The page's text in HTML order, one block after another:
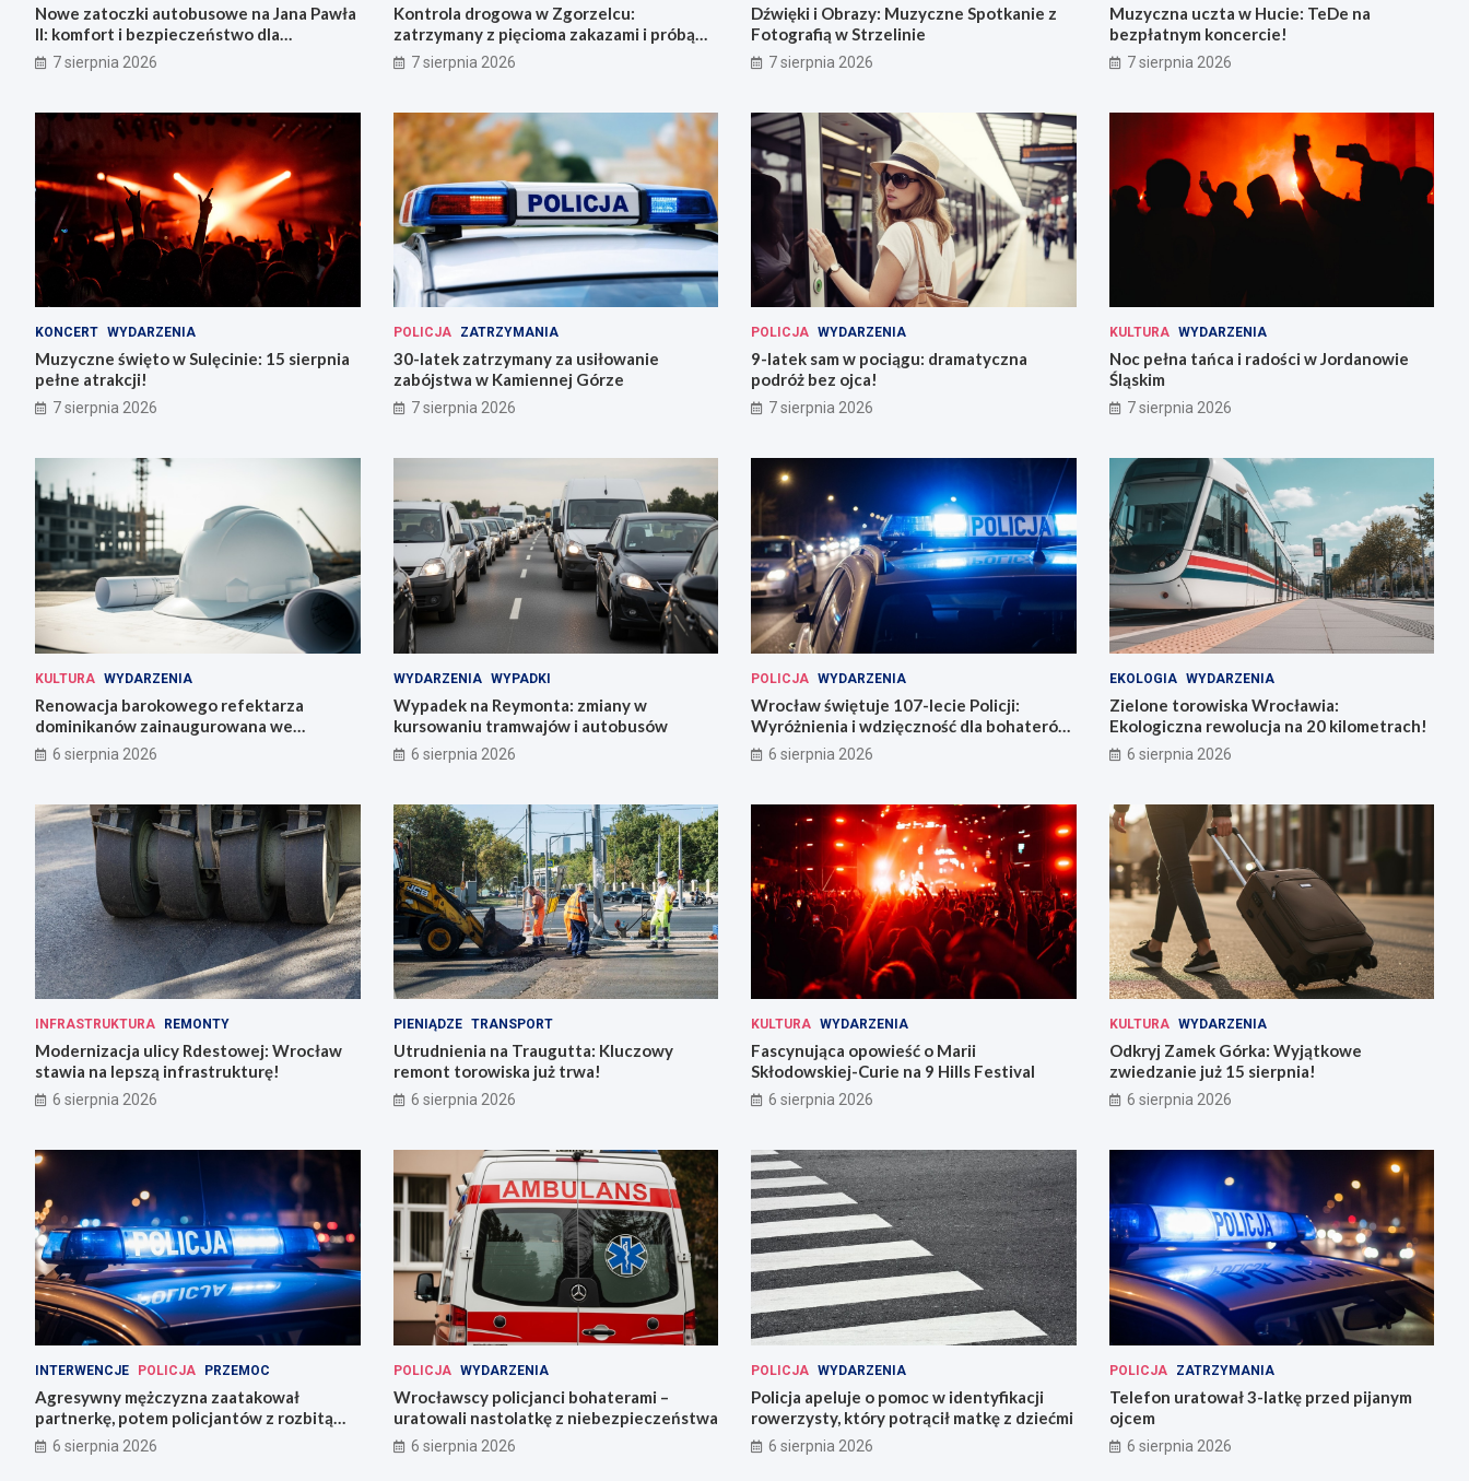
Nowe zatoczki autobusowe na Jana Pawła
II: komfort i bezpieczeństwo dla
mieszkańców!
7 sierpnia 2026
Kontrola drogowa w Zgorzelcu:
zatrzymany z pięcioma zakazami i próbą
ucieczki
7 sierpnia 2026
Dźwięki i Obrazy: Muzyczne Spotkanie z
Fotografią w Strzelinie
7 sierpnia 2026
Muzyczna uczta w Hucie: TeDe na
bezpłatnym koncercie!
7 sierpnia 2026
KONCERT WYDARZENIA
Muzyczne święto w Sulęcinie: 15 sierpnia
pełne atrakcji!
7 sierpnia 2026
POLICJA ZATRZYMANIA
30-latek zatrzymany za usiłowanie
zabójstwa w Kamiennej Górze
7 sierpnia 2026
POLICJA WYDARZENIA
9-latek sam w pociągu: dramatyczna
podróż bez ojca!
7 sierpnia 2026
KULTURA WYDARZENIA
Noc pełna tańca i radości w Jordanowie
Śląskim
7 sierpnia 2026
KULTURA WYDARZENIA
Renowacja barokowego refektarza
dominikanów zainaugurowana we
Wrocławiu
6 sierpnia 2026
WYDARZENIA WYPADKI
Wypadek na Reymonta: zmiany w
kursowaniu tramwajów i autobusów
6 sierpnia 2026
POLICJA WYDARZENIA
Wrocław świętuje 107-lecie Policji:
Wyróżnienia i wdzięczność dla bohaterów
codzienności
6 sierpnia 2026
EKOLOGIA WYDARZENIA
Zielone torowiska Wrocławia:
Ekologiczna rewolucja na 20 kilometrach!
6 sierpnia 2026
INFRASTRUKTURA REMONTY
Modernizacja ulicy Rdestowej: Wrocław
stawia na lepszą infrastrukturę!
6 sierpnia 2026
PIENIĄDZE TRANSPORT
Utrudnienia na Traugutta: Kluczowy
remont torowiska już trwa!
6 sierpnia 2026
KULTURA WYDARZENIA
Fascynująca opowieść o Marii
Skłodowskiej-Curie na 9 Hills Festival
6 sierpnia 2026
KULTURA WYDARZENIA
Odkryj Zamek Górka: Wyjątkowe
zwiedzanie już 15 sierpnia!
6 sierpnia 2026
INTERWENCJE POLICJA PRZEMOC
Agresywny mężczyzna zaatakował
partnerkę, potem policjantów z rozbitą
butelką
6 sierpnia 2026
POLICJA WYDARZENIA
Wrocławscy policjanci bohaterami –
uratowali nastolatkę z niebezpieczeństwa
6 sierpnia 2026
POLICJA WYDARZENIA
Policja apeluje o pomoc w identyfikacji
rowerzysty, który potrącił matkę z dziećmi
6 sierpnia 2026
POLICJA ZATRZYMANIA
Telefon uratował 3-latkę przed pijanym
ojcem
6 sierpnia 2026